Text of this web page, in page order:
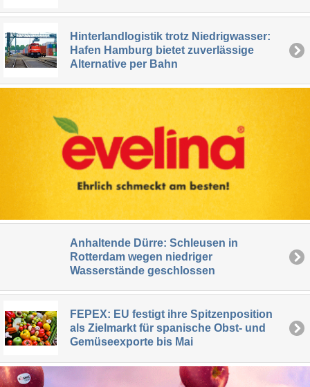
Hinterlandlogistik trotz Niedrigwasser:
Hafen Hamburg bietet zuverlässige
Alternative per Bahn
Anhaltende Dürre: Schleusen in
Rotterdam wegen niedriger
Wasserstände geschlossen
FEPEX: EU festigt ihre Spitzenposition
als Zielmarkt für spanische Obst- und
Gemüseexporte bis Mai